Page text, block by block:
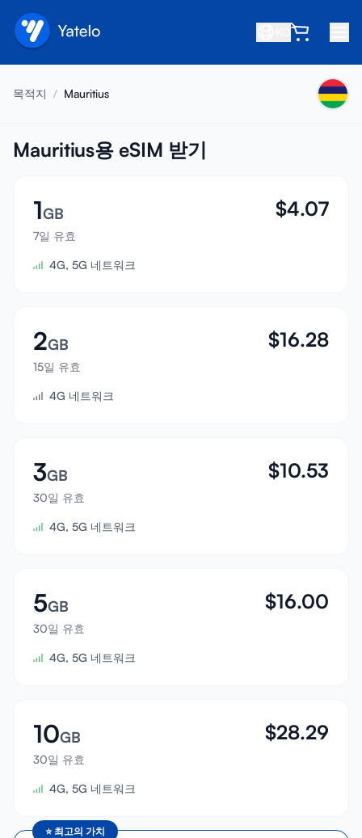
소개
친구 추천
제휴사 되기
고객센터
지원
기기 호환성
로그인
목적지 / Mauritius
Mauritius용 eSIM 받기
1GB
7일 유효
$4.07
4G, 5G 네트워크
2GB
15일 유효
$16.28
4G 네트워크
3GB
30일 유효
$10.53
4G, 5G 네트워크
5GB
30일 유효
$16.00
4G, 5G 네트워크
10GB
30일 유효
$28.29
4G, 5G 네트워크
⭐ 최고의 가치